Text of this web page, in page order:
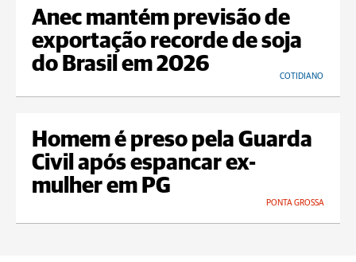
Anec mantém previsão de
exportação recorde de soja
do Brasil em 2026
COTIDIANO
Homem é preso pela Guarda
Civil após espancar ex-
mulher em PG
PONTA GROSSA